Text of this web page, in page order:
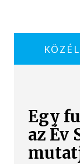
Egy
az Év